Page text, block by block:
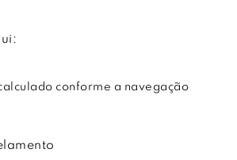
conforme a navegação